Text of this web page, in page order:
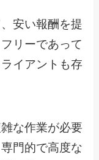
安い報酬を提
リーであって
イアントも存
な作業が必要
門的で高度な